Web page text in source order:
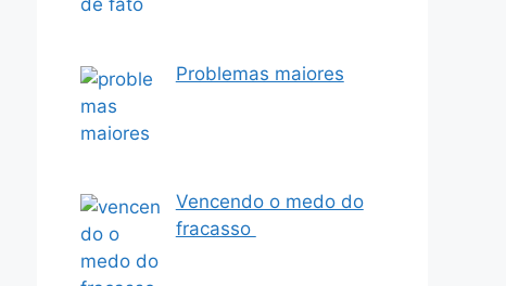
Problemas maiores
Vencendo o medo do
fracasso